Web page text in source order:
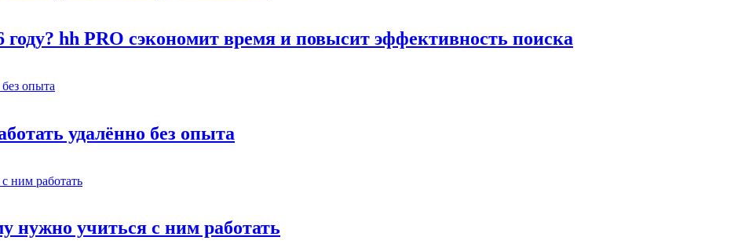
году? hh PRO сэкономит время и повысит эффективность поиска
удалённо без опыта
нужно учиться с ним работать